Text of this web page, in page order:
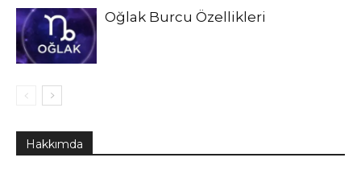
Oğlak Burcu Özellikleri
Hakkımda